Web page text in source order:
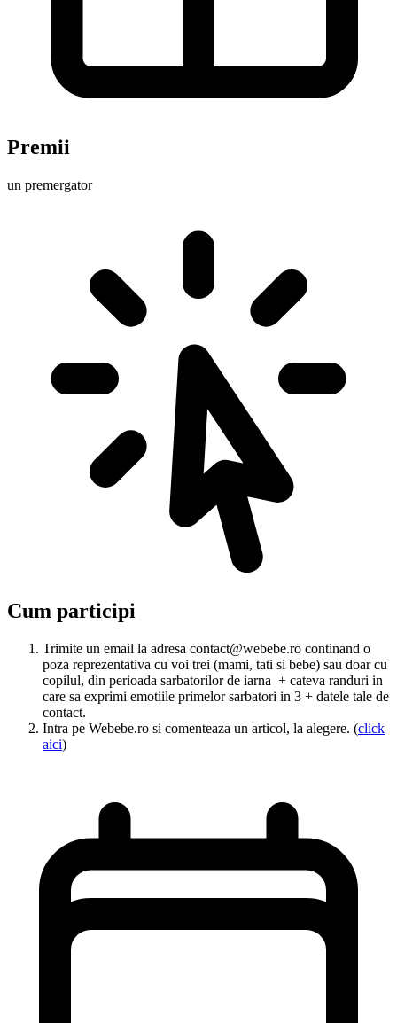
Premii
un premergator
Cum participi
Trimite un email la adresa contact@webebe.ro continand o
poza reprezentativa cu voi trei (mami, tati si bebe) sau doar cu
copilul, din perioada sarbatorilor de iarna + cateva randuri in
care sa exprimi emotiile primelor sarbatori in 3 + datele tale de
contact.
Intra pe Webebe.ro si comenteaza un articol, la alegere. (click
aici)